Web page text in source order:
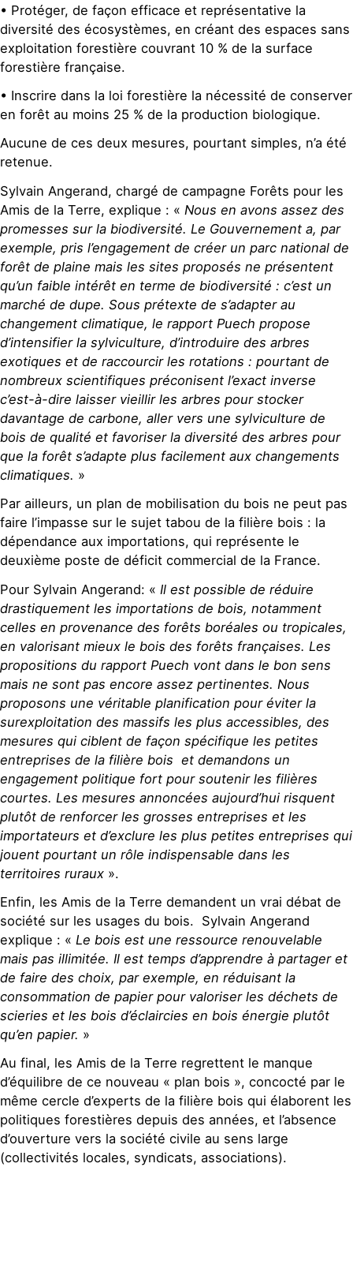
• Protéger, de façon efficace et représentative la
diversité des écosystèmes, en créant des espaces sans
exploitation forestière couvrant 10 % de la surface
forestière française.
• Inscrire dans la loi forestière la nécessité de conserver
en forêt au moins 25 % de la production biologique.
Aucune de ces deux mesures, pourtant simples, n’a été
retenue.
Sylvain Angerand, chargé de campagne Forêts pour les
Amis de la Terre, explique : « Nous en avons assez des
promesses sur la biodiversité. Le Gouvernement a, par
exemple, pris l’engagement de créer un parc national de
forêt de plaine mais les sites proposés ne présentent
qu’un faible intérêt en terme de biodiversité : c’est un
marché de dupe. Sous prétexte de s’adapter au
changement climatique, le rapport Puech propose
d’intensifier la sylviculture, d’introduire des arbres
exotiques et de raccourcir les rotations : pourtant de
nombreux scientifiques préconisent l’exact inverse
c’est-à-dire laisser vieillir les arbres pour stocker
davantage de carbone, aller vers une sylviculture de
bois de qualité et favoriser la diversité des arbres pour
que la forêt s’adapte plus facilement aux changements
climatiques. »
Par ailleurs, un plan de mobilisation du bois ne peut pas
faire l’impasse sur le sujet tabou de la filière bois : la
dépendance aux importations, qui représente le
deuxième poste de déficit commercial de la France.
Pour Sylvain Angerand: « Il est possible de réduire
drastiquement les importations de bois, notamment
celles en provenance des forêts boréales ou tropicales,
en valorisant mieux le bois des forêts françaises. Les
propositions du rapport Puech vont dans le bon sens
mais ne sont pas encore assez pertinentes. Nous
proposons une véritable planification pour éviter la
surexploitation des massifs les plus accessibles, des
mesures qui ciblent de façon spécifique les petites
entreprises de la filière bois et demandons un
engagement politique fort pour soutenir les filières
courtes. Les mesures annoncées aujourd’hui risquent
plutôt de renforcer les grosses entreprises et les
importateurs et d’exclure les plus petites entreprises qui
jouent pourtant un rôle indispensable dans les
territoires ruraux ».
Enfin, les Amis de la Terre demandent un vrai débat de
société sur les usages du bois. Sylvain Angerand
explique : « Le bois est une ressource renouvelable
mais pas illimitée. Il est temps d’apprendre à partager et
de faire des choix, par exemple, en réduisant la
consommation de papier pour valoriser les déchets de
scieries et les bois d’éclaircies en bois énergie plutôt
qu’en papier. »
Au final, les Amis de la Terre regrettent le manque
d’équilibre de ce nouveau « plan bois », concocté par le
même cercle d’experts de la filière bois qui élaborent les
politiques forestières depuis des années, et l’absence
d’ouverture vers la société civile au sens large
(collectivités locales, syndicats, associations).